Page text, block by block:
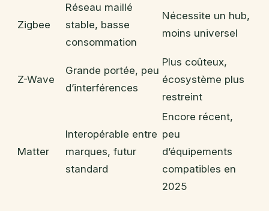
Zigbee
Réseau maillé
stable, basse
consommation
Nécessite un hub,
moins universel
Z-Wave
Grande portée, peu
d’interférences
Plus coûteux,
écosystème plus
restreint
Matter
Interopérable entre
marques, futur
standard
Encore récent,
peu
d’équipements
compatibles en
2025